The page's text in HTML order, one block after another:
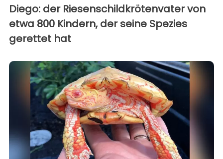
Diego: der Riesenschildkrötenvater von
etwa 800 Kindern, der seine Spezies
gerettet hat